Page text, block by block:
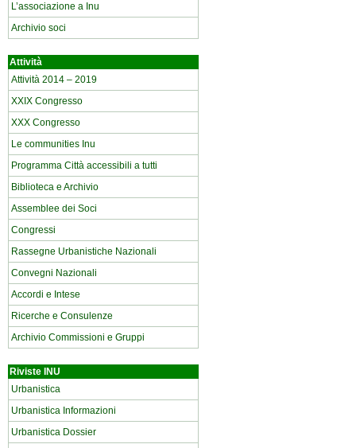
L’associazione a Inu
Archivio soci
Attività
Attività 2014 – 2019
XXIX Congresso
XXX Congresso
Le communities Inu
Programma Città accessibili a tutti
Biblioteca e Archivio
Assemblee dei Soci
Congressi
Rassegne Urbanistiche Nazionali
Convegni Nazionali
Accordi e Intese
Ricerche e Consulenze
Archivio Commissioni e Gruppi
Riviste INU
Urbanistica
Urbanistica Informazioni
Urbanistica Dossier